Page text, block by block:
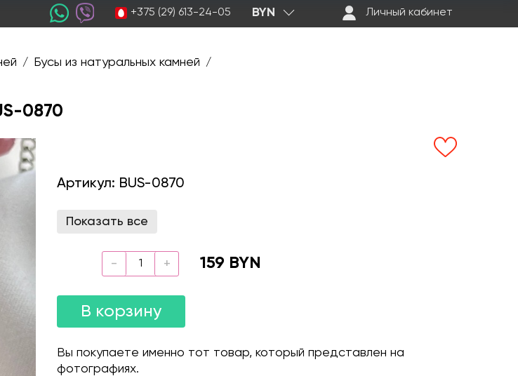
+375 (29) 613-24-05 BYN Личный кабинет
/ Бусы из натуральных камней /
0870
Артикул: BUS-0870
Показать все
159 BYN
В корзину
Вы покупаете именно тот товар, который представлен на
фотографиях.